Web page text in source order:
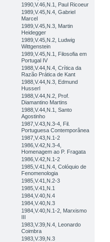
1990,V.46,N.1, Paul Ricoeur
1989,V.45,N.4, Gabriel
Marcel
1989,V.45,N.3, Martin
Heidegger
1989,V.45,N.2, Ludwig
Wittgenstein
1989,V.45,N.1, Filosofia em
Portugal IV
1988,V.44,N.4, Crítica da
Razão Prática de Kant
1988,V.44,N.3, Edmund
Husserl
1988,V.44,N.2, Prof.
Diamantino Martins
1988,V.44,N.1, Santo
Agostinho
1987,V.43,N.3-4, Fil.
Portuguesa Contemporânea
1987,V.43,N.1-2
1986,V.42,N.3-4,
Homenagem ao P. Fragata
1986,V.42,N.1-2
1985,V.41,N.4, Colóquio de
Fenomenologia
1985,V.41,N.2-3
1985,V.41,N.1
1984,V.40,N.4
1984,V.40,N.3
1984,V.40,N.1-2, Marxismo
III
1983,V.39,N.4, Leonardo
Coimbra
1983,V.39,N.3